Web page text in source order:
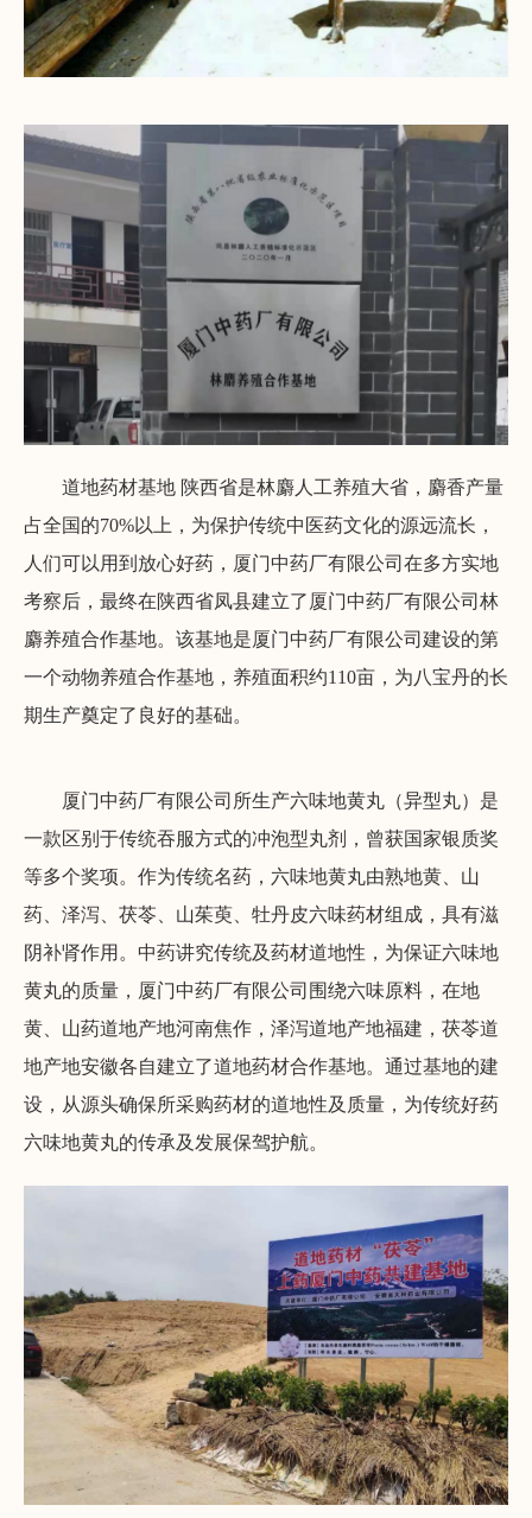
道地药材基地 陕西省是林麝人工养殖大省，麝香产量
占全国的70%以上，为保护传统中医药文化的源远流长，
人们可以用到放心好药，厦门中药厂有限公司在多方实地
考察后，最终在陕西省凤县建立了厦门中药厂有限公司林
麝养殖合作基地。该基地是厦门中药厂有限公司建设的第
一个动物养殖合作基地，养殖面积约110亩，为八宝丹的长
期生产奠定了良好的基础。
厦门中药厂有限公司所生产六味地黄丸（异型丸）是
一款区别于传统吞服方式的冲泡型丸剂，曾获国家银质奖
等多个奖项。作为传统名药，六味地黄丸由熟地黄、山
药、泽泻、茯苓、山茱萸、牡丹皮六味药材组成，具有滋
阴补肾作用。中药讲究传统及药材道地性，为保证六味地
黄丸的质量，厦门中药厂有限公司围绕六味原料，在地
黄、山药道地产地河南焦作，泽泻道地产地福建，茯苓道
地产地安徽各自建立了道地药材合作基地。通过基地的建
设，从源头确保所采购药材的道地性及质量，为传统好药
六味地黄丸的传承及发展保驾护航。